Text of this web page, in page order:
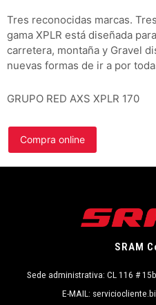
Tres reconocidas marcas.
gama XPLR está diseñada
carretera, montaña y Gravel
nuevas formas de ir a por
GRUPO RED AXS XPLR 170
Compra online
SRAM
Sede administrativa: CL 116 #
E-MAIL: